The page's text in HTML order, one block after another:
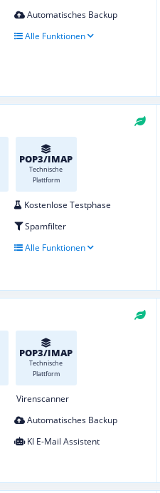
Automatisches Backup
Alle Funktionen
POP3/IMAP
Technische
Plattform
Kostenlose Testphase
Spamfilter
Alle Funktionen
POP3/IMAP
Technische
Plattform
Virenscanner
Automatisches Backup
KI E-Mail Assistent